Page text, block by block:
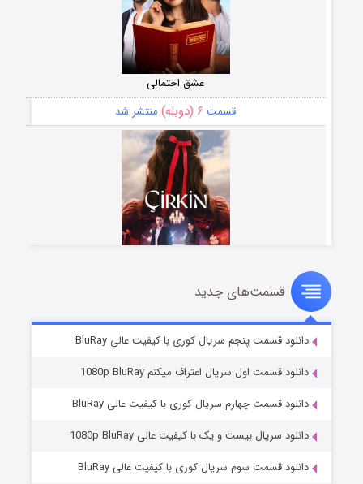
عشق احتمالی
قسمت ۶ (دوبله) منتشر شد
سریال زشت
قسمت۵ (زیرنویس) منتشر شد
قسمت‌های جدید
دانلود قسمت پنجم سریال کوری با کیفیت عالی BluRay
دانلود قسمت اول سریال اعتراف میکنم 1080p BluRay
دانلود قسمت چهارم سریال کوری با کیفیت عالی BluRay
دانلود سریال بیست و یک با کیفیت عالی 1080p BluRay
دانلود قسمت سوم سریال کوری با کیفیت عالی BluRay